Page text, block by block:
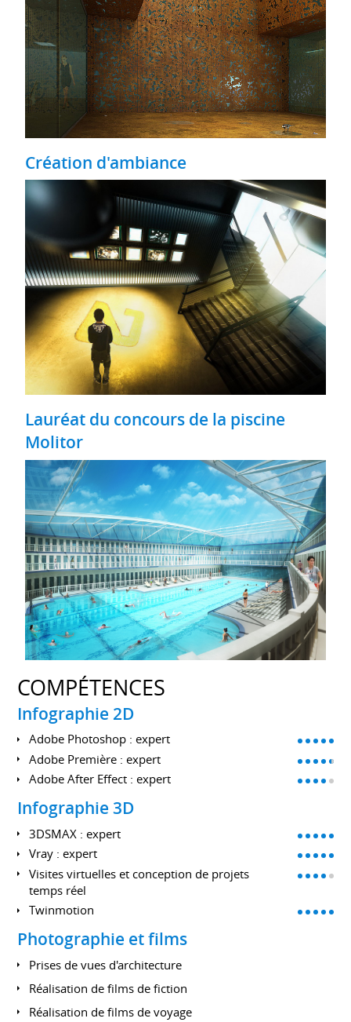
Création d'ambiance
Lauréat du concours de la piscine
Molitor
COMPÉTENCES
Infographie 2D
Adobe Photoshop : expert
Adobe Première : expert
Adobe After Effect : expert
Infographie 3D
3DSMAX : expert
Vray : expert
Visites virtuelles et conception de projets
temps réel
Twinmotion
Photographie et films
Prises de vues d'architecture
Réalisation de films de fiction
Réalisation de films de voyage